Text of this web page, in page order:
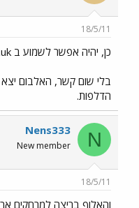
18/5/11
כן, יהיה אפשר לשמוע ב metro.co.uk
בלי שום קשר, האלבום
הדלפות.
N
Nens333
New member
18/5/11
והאלוף בריצה למרחקים